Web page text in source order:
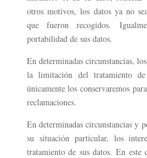
otros motivos, los datos ya no
que fueron recogidos.
portabilidad de sus datos.
En determinadas circunstancias,
la limitación del tratamiento
únicamente los conservaremos
reclamaciones.
En determinadas circunstancias y
su situación particular, los
tratamiento de sus datos. En